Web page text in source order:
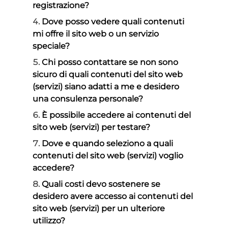
registrazione?
Dove posso vedere quali contenuti
mi offre il sito web o un servizio
speciale?
Chi posso contattare se non sono
sicuro di quali contenuti del sito web
(servizi) siano adatti a me e desidero
una consulenza personale?
È possibile accedere ai contenuti del
sito web (servizi) per testare?
Dove e quando seleziono a quali
contenuti del sito web (servizi) voglio
accedere?
Quali costi devo sostenere se
desidero avere accesso ai contenuti del
sito web (servizi) per un ulteriore
utilizzo?